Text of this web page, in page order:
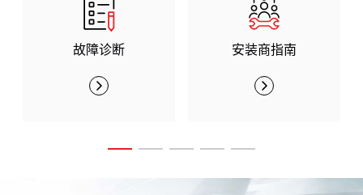
故障诊断 安装商指南